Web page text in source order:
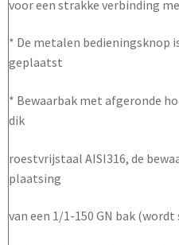
voor een strakke verbinding
* De metalen bedieningsknop
geplaatst
* Bewaarbak met afgeronde
dik
roestvrijstaal AISI316, de
plaatsing
van een 1/1-150 GN bak